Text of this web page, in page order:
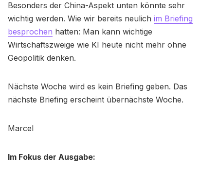
Besonders der China-Aspekt unten könnte sehr
wichtig werden. Wie wir bereits neulich im Briefing
besprochen hatten: Man kann wichtige
Wirtschaftszweige wie KI heute nicht mehr ohne
Geopolitik denken.
Nächste Woche wird es kein Briefing geben. Das
nächste Briefing erscheint übernächste Woche.
Marcel
Im Fokus der Ausgabe: